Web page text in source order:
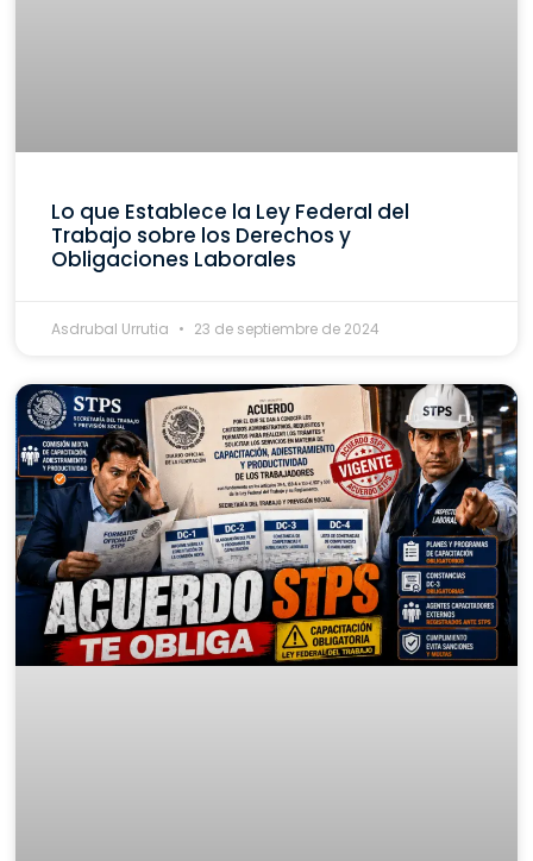
Lo que Establece la Ley Federal del
Trabajo sobre los Derechos y
Obligaciones Laborales
Asdrubal Urrutia 23 de septiembre de 2024